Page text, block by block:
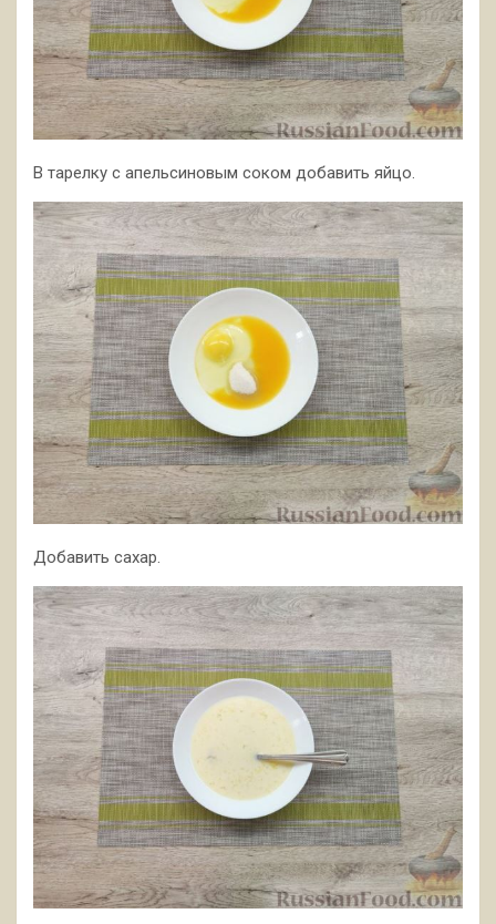
В тарелку с апельсиновым соком добавить яйцо.
Добавить сахар.